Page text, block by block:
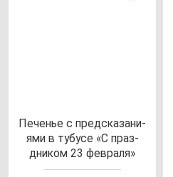
Печенье с пред­ска­за­ни­
ями в ту­бу­се «С праз­
дни­ком 23 фев­ра­ля»